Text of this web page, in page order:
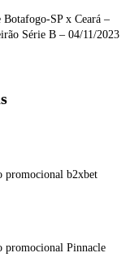
Botafogo-SP x Ceará –
Série B – 04/11/2023
promocional b2xbet
promocional Pinnacle